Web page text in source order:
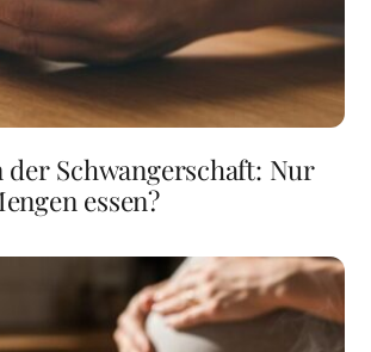
Schwangerschaft: Nur
essen?